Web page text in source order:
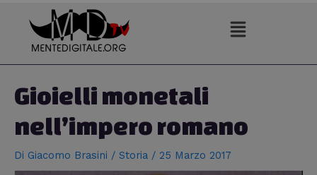
contenuto
Gioielli monetali
nell’impero romano
Di Giacomo Brasini / Storia / 25 Marzo 2017
articoli